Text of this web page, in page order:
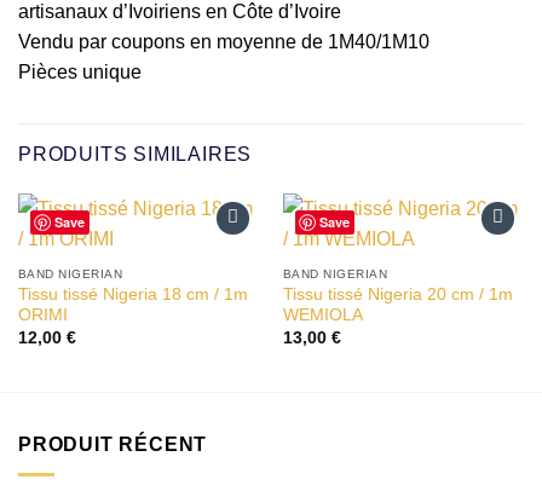
artisanaux d’Ivoiriens en Côte d’Ivoire
Vendu par coupons en moyenne de 1M40/1M10
Pièces unique
PRODUITS SIMILAIRES
Save
d’envies
BAND NIGERIAN
Tissu tissé Nigeria 18 cm / 1m
ORIMI
12,00 €
Save
d’envies
BAND NIGERIAN
Tissu tissé Nigeria 20 cm / 1m
WEMIOLA
13,00 €
PRODUIT RÉCENT